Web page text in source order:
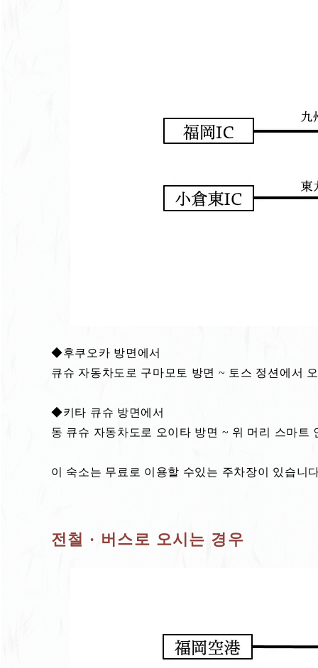
◆후쿠오카 방면에서
큐슈 자동차도로 구마모토 방면 ~ 토스 정션에서
◆키타 큐슈 방면에서
동 큐슈 자동차도로 오이타 방면 ~ 위 머리 스마트
이 숙소는 무료로 이용할 수있는 주차장이 있습니
전철 · 버스로 오시는 경우